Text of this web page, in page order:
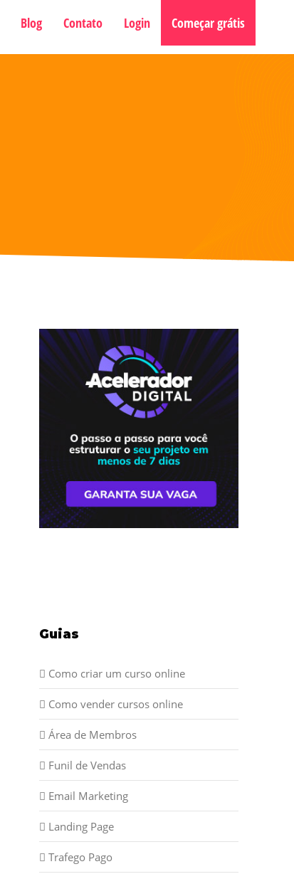
Blog Contato Login Começar grátis
Guias
Como criar um curso online
Como vender cursos online
Área de Membros
Funil de Vendas
Email Marketing
Landing Page
Trafego Pago